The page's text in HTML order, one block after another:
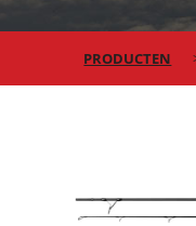
PRODUCTEN